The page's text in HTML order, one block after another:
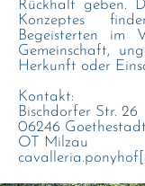
Rückhalt geben.
Konzeptes
Begeisterten im
Gemeinschaft,
Herkunft oder
Kontakt:
Bischdorfer Str. 26
06246
OT Milzau